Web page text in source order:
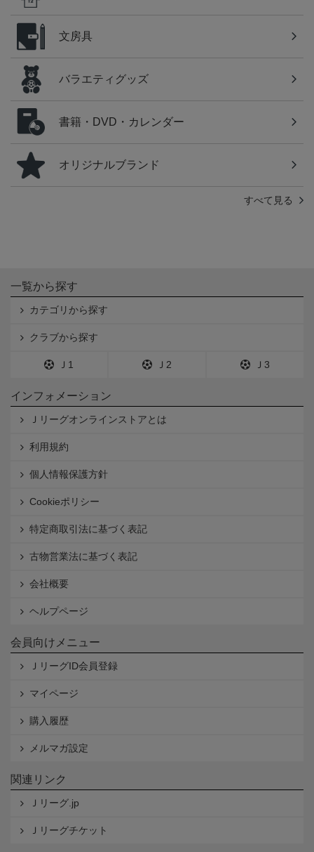
文房具
バラエティグッズ
書籍・DVD・カレンダー
オリジナルブランド
すべて見る
一覧から探す
カテゴリから探す
クラブから探す
Ｊ1 Ｊ2 Ｊ3
インフォメーション
Ｊリーグオンラインストアとは
利用規約
個人情報保護方針
Cookieポリシー
特定商取引法に基づく表記
古物営業法に基づく表記
会社概要
ヘルプページ
会員向けメニュー
ＪリーグID会員登録
マイページ
購入履歴
メルマガ設定
関連リンク
Ｊリーグ.jp
Ｊリーグチケット